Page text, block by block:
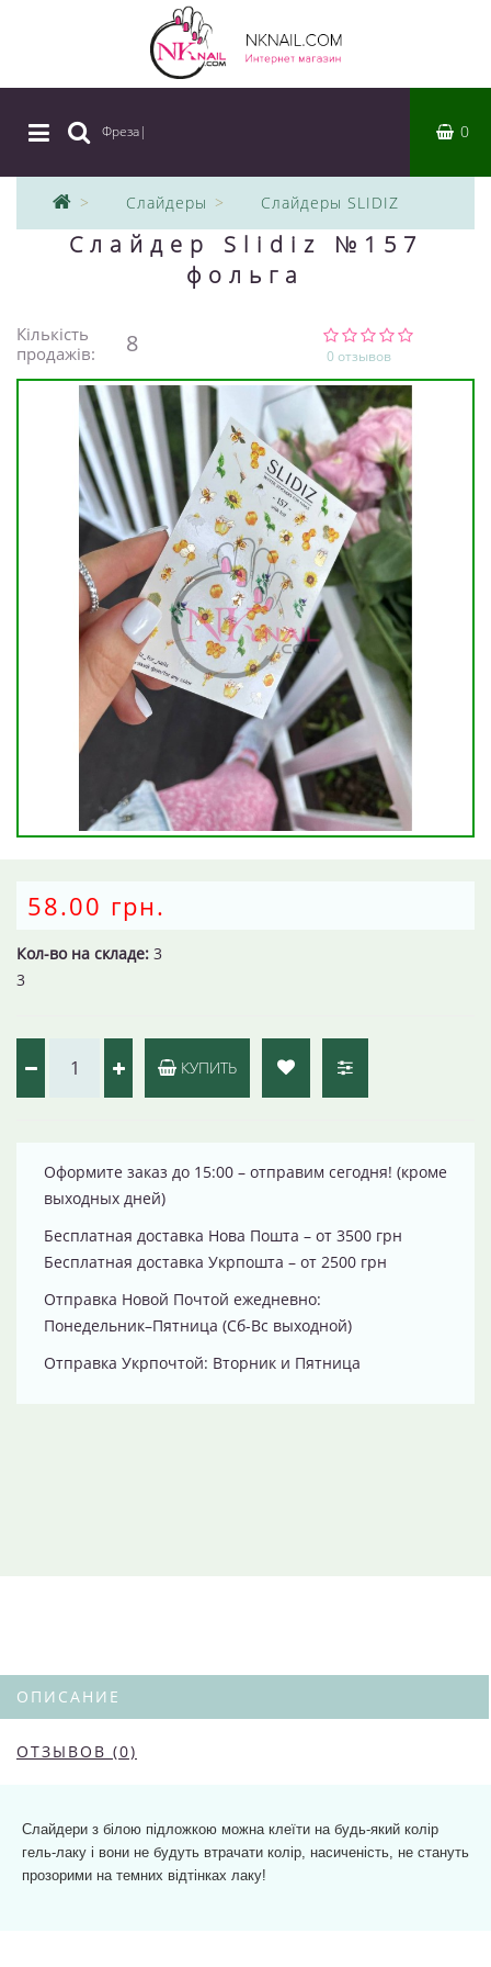
Фреза| 0
Слайдеры Слайдеры SLIDIZ
Слайдер Slidiz №157
фольга
Кількість
продажів:
8 0 отзывов
58.00 грн.
Кол-во на складе: 3
3
КУПИТЬ
Оформите заказ до 15:00 – отправим сегодня! (кроме
выходных дней)
Бесплатная доставка Нова Пошта – от 3500 грн
Бесплатная доставка Укрпошта – от 2500 грн
Отправка Новой Почтой ежедневно:
Понедельник–Пятница (Сб-Вс выходной)
Отправка Укрпочтой: Вторник и Пятница
ОПИСАНИЕ
ОТЗЫВОВ (0)
Слайдери з білою підложкою можна клеїти на будь-який колір
гель-лаку і вони не будуть втрачати колір, насиченість, не стануть
прозорими на темних відтінках лаку!